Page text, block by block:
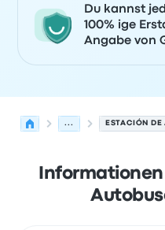
Du kannst
100% ige
Angabe von
... ESTACIÓN DE